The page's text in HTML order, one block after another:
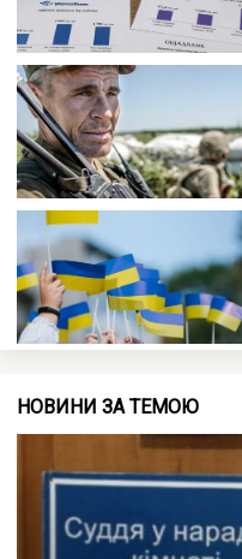
НОВИНИ ЗА ТЕМОЮ